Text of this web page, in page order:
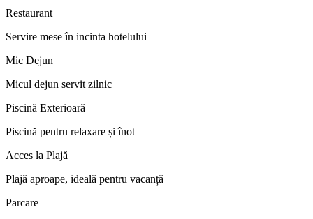
Restaurant
Servire mese în incinta hotelului
Mic Dejun
Micul dejun servit zilnic
Piscină Exterioară
Piscină pentru relaxare și înot
Acces la Plajă
Plajă aproape, ideală pentru vacanță
Parcare